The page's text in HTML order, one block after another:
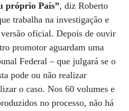
próprio País”, diz Roberto
trabalha na investigação e
oficial. Depois de ouvir
promotor aguardam uma
Federal – que julgará se o
pode ou não realizar
o caso. Nos 60 volumes e
no processo, não há